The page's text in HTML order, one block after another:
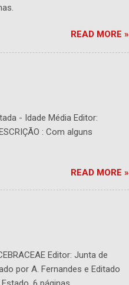
READ MORE »
- Idade Média Editor:
: Com alguns
READ MORE »
Editor: Junta de
por A. Fernandes e Editado